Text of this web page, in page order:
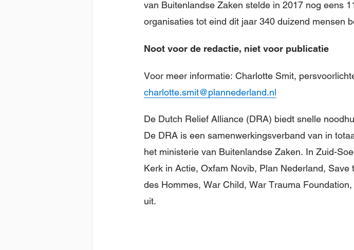
van Buitenlandse Zaken stelde in 2017 nog eens
organisaties tot eind dit jaar 340 duizend mensen
Noot voor de redactie, niet voor publicatie
Voor meer informatie: Charlotte Smit,
charlotte.smit@plannederland.nl
De Dutch Relief Alliance (DRA) biedt snelle
De DRA is een samenwerkingsverband van in
het ministerie van Buitenlandse Zaken. In Zuid-
Kerk in Actie, Oxfam Novib, Plan Nederland,
des Hommes, War Child, War Trauma
uit.